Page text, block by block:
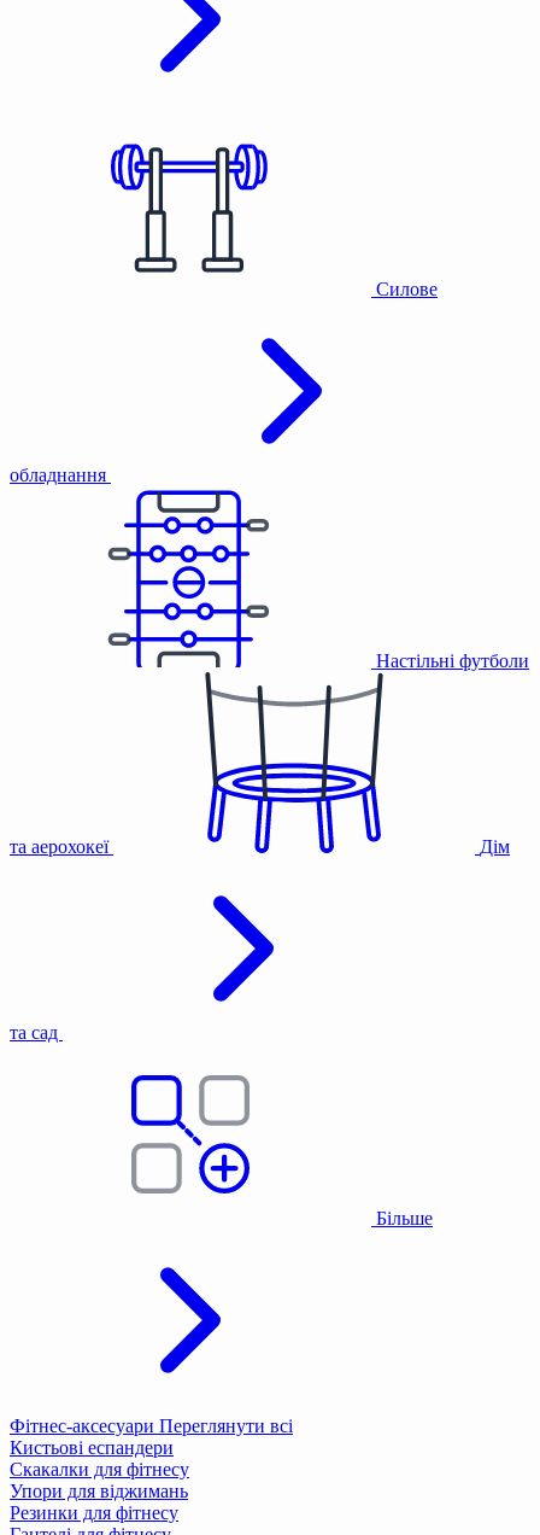
Силове
обладнання
Настільні футболи
та аерохокеї Дім
та сад
Більше
Фітнес-аксесуари Переглянути всі
Кистьові еспандери
Скакалки для фітнесу
Упори для віджимань
Резинки для фітнесу